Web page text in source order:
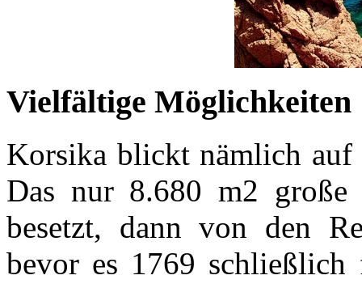
Vielfältige Möglichkeiten
Korsika blickt nämlich auf
Das nur 8.680 m2
besetzt, dann von den
bevor es 1769